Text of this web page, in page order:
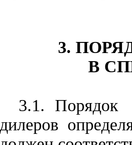
3.
В
3.1.
дилеров